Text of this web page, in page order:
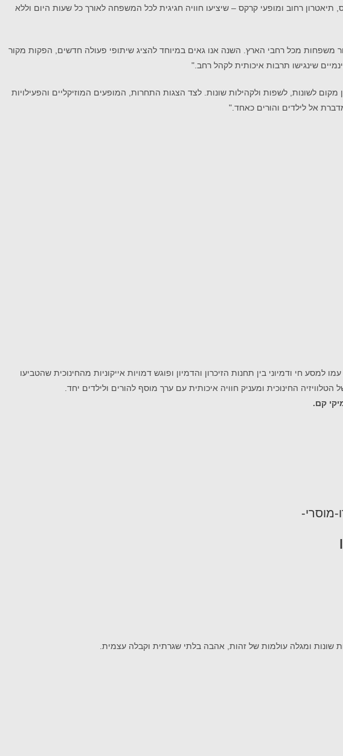
תיאטרון רחוב ומופעי קרקס – שיציעו חוויה חגיגית לכל המשפחה לאורך כל שעות היום וללא
מכל רחבי הארץ. השנה אנו גאים במיוחד להציג שיתופי פעולה חדשים, הפקות מקור
שינגישו תרבות איכותית לקהל רחב."
לשונות, לשפות ולקהילות שונות. לצד הצגות התחרות, המופעים המוזיקליים והפעילויות
אל לילדים והורים כאחד."
ילד, שנשאר בבית עם אביו, יוצא עמו למסע חי ודמיוני בין תחנות הזיכרון והדמיון ופוגש דמויות אייקוניות מהחינוכית שהטביעו
החינוכית ומעניק חוויה איכותית עם ערך מוסף להורים ולילדים יחד.
קם.
שונות ומגלה עולמות של זהות, אהבה בלתי שגרתית וקבלה עצמית.